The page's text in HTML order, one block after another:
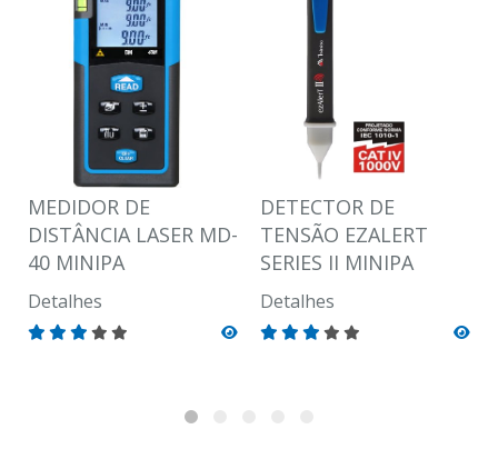
MEDIDOR DE
DISTÂNCIA LASER MD-
40 MINIPA
Detalhes
DETECTOR DE
TENSÃO EZALERT
SERIES II MINIPA
Detalhes